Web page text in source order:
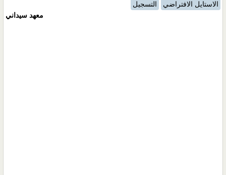
الاستايل الافتراضي
التسجيل
معهد سيداني